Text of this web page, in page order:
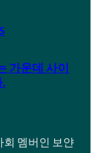
가운데 사이
.
회 멤버인 보얀